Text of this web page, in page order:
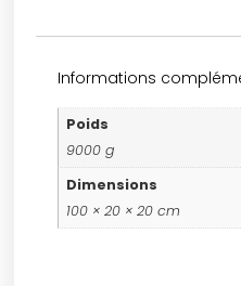
Informations
Poids
9000 g
Dimensions
100 × 20 × 20 cm